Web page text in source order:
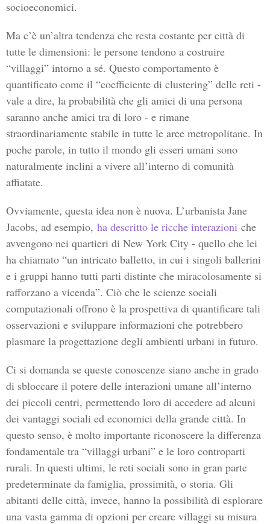
socioeconomici.
Ma c’è un’altra tendenza che resta costante per città di
tutte le dimensioni: le persone tendono a costruire
“villaggi” intorno a sé. Questo comportamento è
quantificato come il “coefficiente di clustering” delle reti -
vale a dire, la probabilità che gli amici di una persona
saranno anche amici tra di loro - e rimane
straordinariamente stabile in tutte le aree metropolitane. In
poche parole, in tutto il mondo gli esseri umani sono
naturalmente inclini a vivere all’interno di comunità
affiatate.
Ovviamente, questa idea non è nuova. L’urbanista Jane
Jacobs, ad esempio, ha descritto le ricche interazioni che
avvengono nei quartieri di New York City - quello che lei
ha chiamato “un intricato balletto, in cui i singoli ballerini
e i gruppi hanno tutti parti distinte che miracolosamente si
rafforzano a vicenda”. Ciò che le scienze sociali
computazionali offrono è la prospettiva di quantificare tali
osservazioni e sviluppare informazioni che potrebbero
plasmare la progettazione degli ambienti urbani in futuro.
Ci si domanda se queste conoscenze siano anche in grado
di sbloccare il potere delle interazioni umane all’interno
dei piccoli centri, permettendo loro di accedere ad alcuni
dei vantaggi sociali ed economici della grande città. In
questo senso, è molto importante riconoscere la differenza
fondamentale tra “villaggi urbani” e le loro controparti
rurali. In questi ultimi, le reti sociali sono in gran parte
predeterminate da famiglia, prossimità, o storia. Gli
abitanti delle città, invece, hanno la possibilità di esplorare
una vasta gamma di opzioni per creare villaggi su misura